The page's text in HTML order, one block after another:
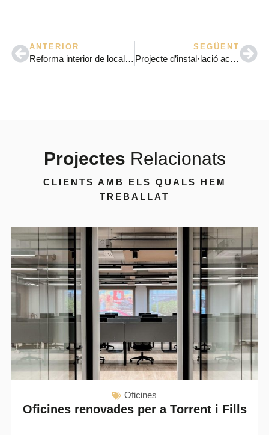
ANTERIOR
Reforma interior de local Keeway
SEGÜENT
Projecte d’instal·lació acústica per terrassa exterior
Projectes Relacionats
CLIENTS AMB ELS QUALS HEM
TREBALLAT
Oficines
Oficines renovades per a Torrent i Fills